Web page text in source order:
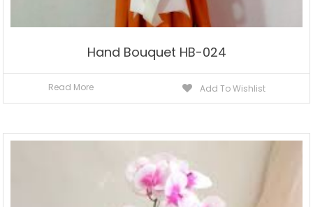
Hand Bouquet HB-024
Read More Add To Wishlist